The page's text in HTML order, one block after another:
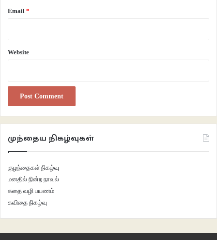
Email *
Website
முந்தைய நிகழ்வுகள்
குழந்தைகள் நிகழ்வு
மனதில் நின்ற நாவல்
கதை வழி பயணம்
கவிதை நிகழ்வு